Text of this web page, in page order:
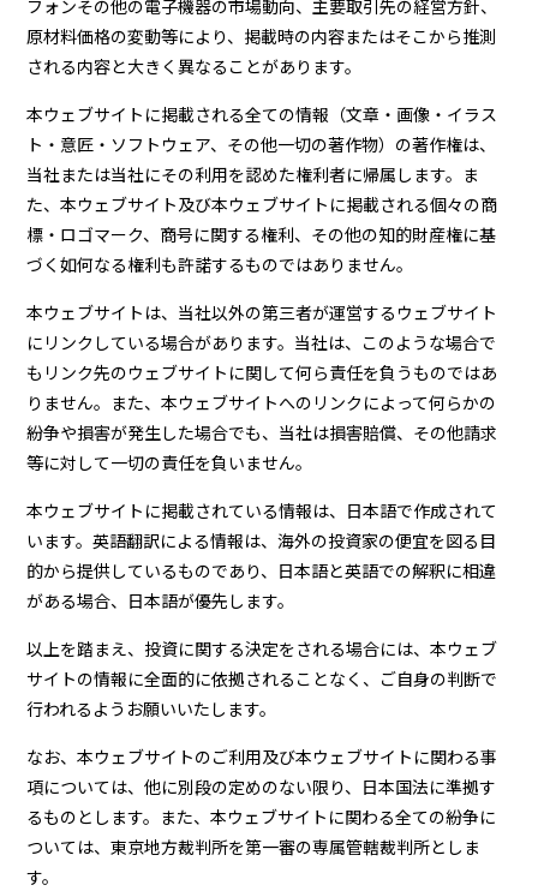
フォンその他の電子機器の市場動向、主要取引先の経営方針、
原材料価格の変動等により、掲載時の内容またはそこから推測
される内容と大きく異なることがあります。
本ウェブサイトに掲載される全ての情報（文章・画像・イラス
ト・意匠・ソフトウェア、その他一切の著作物）の著作権は、
当社または当社にその利用を認めた権利者に帰属します。ま
た、本ウェブサイト及び本ウェブサイトに掲載される個々の商
標・ロゴマーク、商号に関する権利、その他の知的財産権に基
づく如何なる権利も許諾するものではありません。
本ウェブサイトは、当社以外の第三者が運営するウェブサイト
にリンクしている場合があります。当社は、このような場合で
もリンク先のウェブサイトに関して何ら責任を負うものではあ
りません。また、本ウェブサイトへのリンクによって何らかの
紛争や損害が発生した場合でも、当社は損害賠償、その他請求
等に対して一切の責任を負いません。
本ウェブサイトに掲載されている情報は、日本語で作成されて
います。英語翻訳による情報は、海外の投資家の便宜を図る目
的から提供しているものであり、日本語と英語での解釈に相違
がある場合、日本語が優先します。
以上を踏まえ、投資に関する決定をされる場合には、本ウェブ
サイトの情報に全面的に依拠されることなく、ご自身の判断で
行われるようお願いいたします。
なお、本ウェブサイトのご利用及び本ウェブサイトに関わる事
項については、他に別段の定めのない限り、日本国法に準拠す
るものとします。また、本ウェブサイトに関わる全ての紛争に
ついては、東京地方裁判所を第一審の専属管轄裁判所としま
す。